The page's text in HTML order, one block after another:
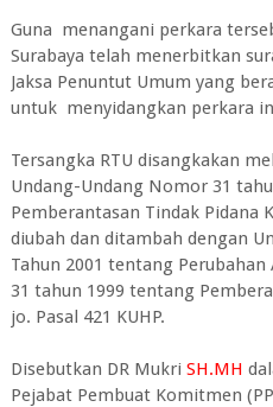
Guna menangani perkara
Surabaya telah menerbitkan
Jaksa Penuntut Umum yang
untuk menyidangkan perkara
Tersangka RTU disangkakan
Undang-Undang Nomor 31
Pemberantasan Tindak Pidana
diubah dan ditambah dengan
Tahun 2001 tentang
31 tahun 1999 tentang
jo. Pasal 421 KUHP.
Disebutkan DR MukriSH.MH
Pejabat Pembuat Komitmen